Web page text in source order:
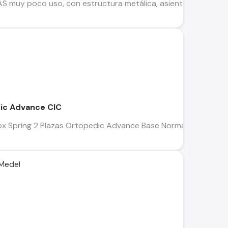
muy poco uso, con estructura metálica, asiento y
Advance CIC
Spring 2 Plazas Ortopedic Advance Base Normal 5 Zonas